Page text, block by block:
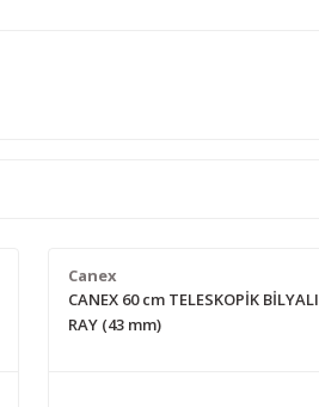
Canex
CANEX 60 cm TELESKOPİK BİLYALI
RAY (43 mm)